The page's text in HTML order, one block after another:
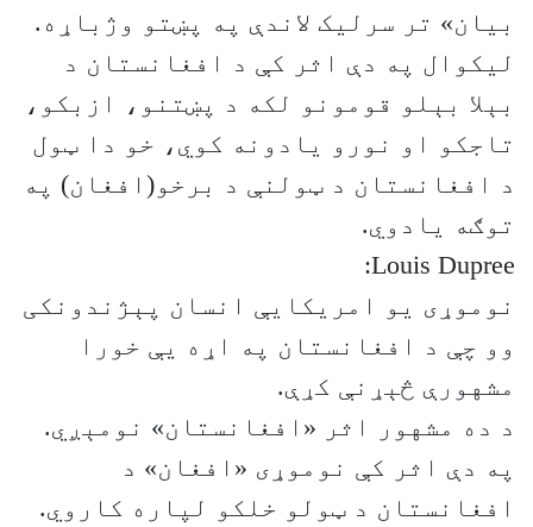
بیان» تر سرلیک لاندې په پښتو وژباړه.
لیکوال په دې اثر کې د افغانستان د
بېلا بېلو قومونو لکه د پښتنو، ازبکو،
تاجکو او نورو یادونه کوي، خو دا ټول
د افغانستان د ټولنې د برخو(افغان) په
توګه یادوي.
Louis Dupree:
نوموړی یو امریکایې انسان پېژندونکی
وو چې د افغانستان په اړه یې خورا
مشهورې څېړنې کړې.
د ده مشهور اثر «افغانستان» نومېږي.
په دې اثر کې نوموړی «افغان» د
افغانستان د ټولو خلکو لپاره کاروي.